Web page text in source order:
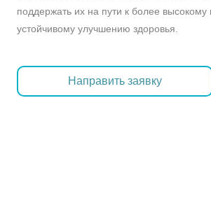
поддержать их на пути к более высокому
устойчивому улучшению здоровья.
Направить заявку